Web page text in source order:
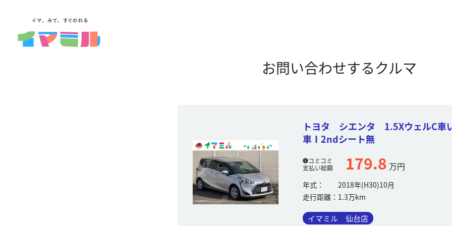
お問い合わせするクルマ
トヨタ シエンタ 1.5XウェルC車
車Ⅰ2ndシート無
コミコミ
支払い総額
179.8 万円
年式：
2018年(H30)10月
走行距離： 1.3万km
イマミル 仙台店